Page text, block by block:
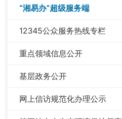
“湘易办”超级服务端
12345公众服务热线专栏
重点领域信息公开
基层政务公开
网上信访规范化办理公示